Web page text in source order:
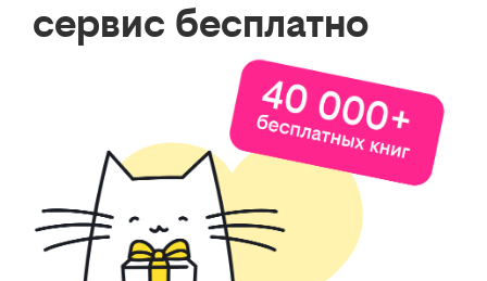
сервис бесплатно